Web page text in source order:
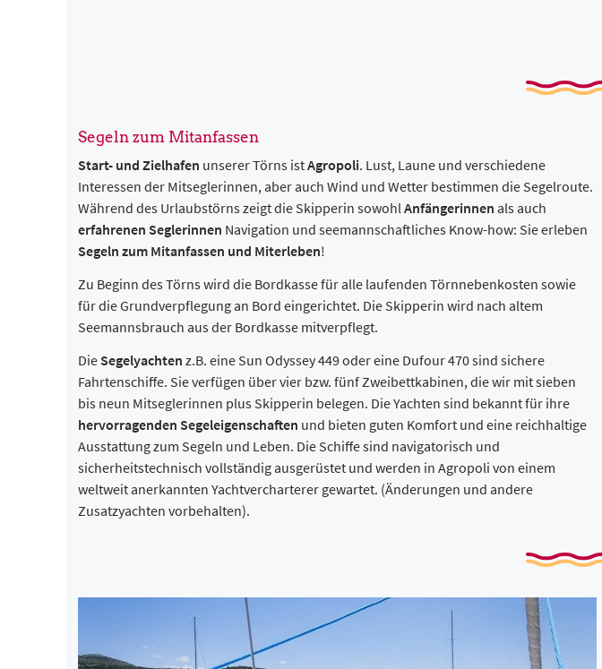
Segeln zum Mitanfassen
Start- und Zielhafen unserer Törns istAgropoli. Lust, Laune und verschiedene
Interessen der Mitseglerinnen, aber auch Wind und Wetter bestimmen die Segelroute.
Während des Urlaubstörns zeigt die Skipperin sowohlAnfängerinnen als auch
erfahrenen Seglerinnen Navigation und seemannschaftliches Know-how: Sie erleben
Segeln zum Mitanfassen und Miterleben!
Zu Beginn des Törns wird die Bordkasse für alle laufenden Törnnebenkosten sowie
für die Grundverpflegung an Bord eingerichtet. Die Skipperin wird nach altem
Seemannsbrauch aus der Bordkasse mitverpflegt.
DieSegelyachten z.B. eine Sun Odyssey 449 oder eine Dufour 470 sind sichere
Fahrtenschiffe. Sie verfügen über vier bzw. fünf Zweibettkabinen, die wir mit sieben
bis neun Mitseglerinnen plus Skipperin belegen. Die Yachten sind bekannt für ihre
hervorragenden Segeleigenschaften und bieten guten Komfort und eine reichhaltige
Ausstattung zum Segeln und Leben. Die Schiffe sind navigatorisch und
sicherheitstechnisch vollständig ausgerüstet und werden in Agropoli von einem
weltweit anerkannten Yachtvercharterer gewartet. (Änderungen und andere
Zusatzyachten vorbehalten).